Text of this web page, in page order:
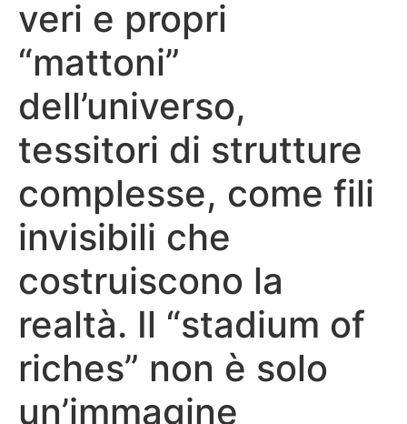
veri e propri
“mattoni”
dell’universo,
tessitori di strutture
complesse, come fili
invisibili che
costruiscono la
realtà. Il “stadium of
riches” non è solo
un’immagine